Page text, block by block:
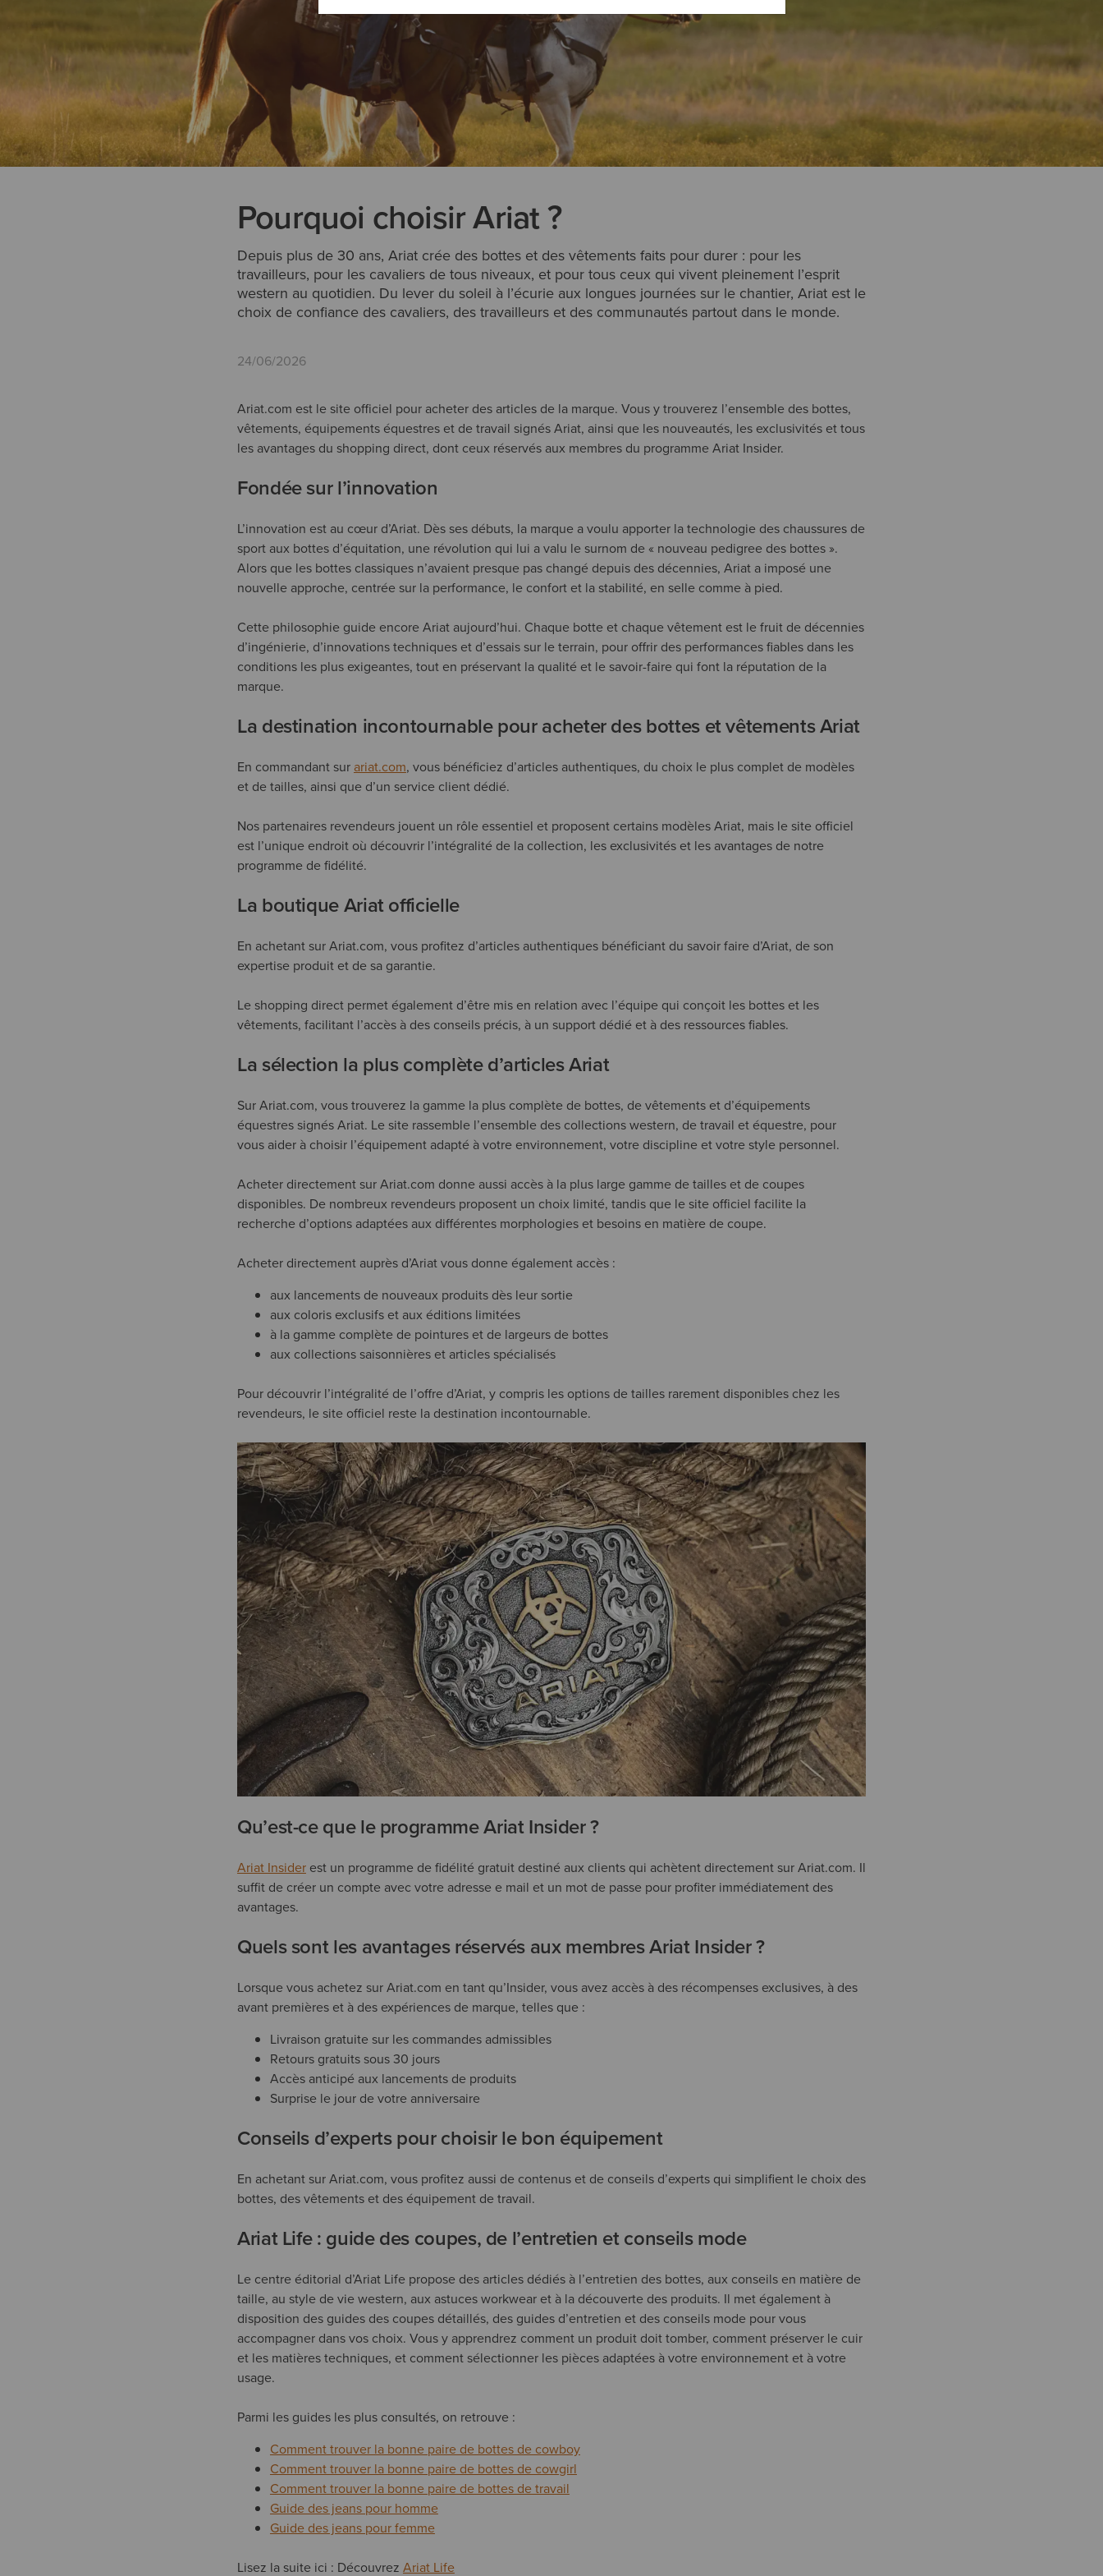
Pourquoi choisir Ariat ?
Depuis plus de 30 ans, Ariat crée des bottes et des vêtements faits pour durer : pour les
travailleurs, pour les cavaliers de tous niveaux, et pour tous ceux qui vivent pleinement l’esprit
western au quotidien. Du lever du soleil à l’écurie aux longues journées sur le chantier, Ariat est le
choix de confiance des cavaliers, des travailleurs et des communautés partout dans le monde.
24/06/2026
Ariat.com est le site officiel pour acheter des articles de la marque. Vous y trouverez l’ensemble des bottes,
vêtements, équipements équestres et de travail signés Ariat, ainsi que les nouveautés, les exclusivités et tous
les avantages du shopping direct, dont ceux réservés aux membres du programme Ariat Insider.
Fondée sur l’innovation
L’innovation est au cœur d’Ariat. Dès ses débuts, la marque a voulu apporter la technologie des chaussures de
sport aux bottes d’équitation, une révolution qui lui a valu le surnom de « nouveau pedigree des bottes ».
Alors que les bottes classiques n’avaient presque pas changé depuis des décennies, Ariat a imposé une
nouvelle approche, centrée sur la performance, le confort et la stabilité, en selle comme à pied.
Cette philosophie guide encore Ariat aujourd’hui. Chaque botte et chaque vêtement est le fruit de décennies
d’ingénierie, d’innovations techniques et d’essais sur le terrain, pour offrir des performances fiables dans les
conditions les plus exigeantes, tout en préservant la qualité et le savoir-faire qui font la réputation de la
marque.
La destination incontournable pour acheter des bottes et vêtements Ariat
En commandant sur ariat.com, vous bénéficiez d’articles authentiques, du choix le plus complet de modèles
et de tailles, ainsi que d’un service client dédié.
Nos partenaires revendeurs jouent un rôle essentiel et proposent certains modèles Ariat, mais le site officiel
est l’unique endroit où découvrir l’intégralité de la collection, les exclusivités et les avantages de notre
programme de fidélité.
La boutique Ariat officielle
En achetant sur Ariat.com, vous profitez d’articles authentiques bénéficiant du savoir faire d’Ariat, de son
expertise produit et de sa garantie.
Le shopping direct permet également d’être mis en relation avec l’équipe qui conçoit les bottes et les
vêtements, facilitant l’accès à des conseils précis, à un support dédié et à des ressources fiables.
La sélection la plus complète d’articles Ariat
Sur Ariat.com, vous trouverez la gamme la plus complète de bottes, de vêtements et d’équipements
équestres signés Ariat. Le site rassemble l’ensemble des collections western, de travail et équestre, pour
vous aider à choisir l’équipement adapté à votre environnement, votre discipline et votre style personnel.
Acheter directement sur Ariat.com donne aussi accès à la plus large gamme de tailles et de coupes
disponibles. De nombreux revendeurs proposent un choix limité, tandis que le site officiel facilite la
recherche d’options adaptées aux différentes morphologies et besoins en matière de coupe.
Acheter directement auprès d’Ariat vous donne également accès :
aux lancements de nouveaux produits dès leur sortie
aux coloris exclusifs et aux éditions limitées
à la gamme complète de pointures et de largeurs de bottes
aux collections saisonnières et articles spécialisés
Pour découvrir l’intégralité de l’offre d’Ariat, y compris les options de tailles rarement disponibles chez les
revendeurs, le site officiel reste la destination incontournable.
Qu’est-ce que le programme Ariat Insider ?
Ariat Insiderest un programme de fidélité gratuit destiné aux clients qui achètent directement sur Ariat.com. Il
suffit de créer un compte avec votre adresse e mail et un mot de passe pour profiter immédiatement des
avantages.
Quels sont les avantages réservés aux membres Ariat Insider ?
Lorsque vous achetez sur Ariat.com en tant qu’Insider, vous avez accès à des récompenses exclusives, à des
avant premières et à des expériences de marque, telles que :
Livraison gratuite sur les commandes admissibles
Retours gratuits sous 30 jours
Accès anticipé aux lancements de produits
Surprise le jour de votre anniversaire
Conseils d’experts pour choisir le bon équipement
En achetant sur Ariat.com, vous profitez aussi de contenus et de conseils d’experts qui simplifient le choix des
bottes, des vêtements et des équipement de travail.
Ariat Life : guide des coupes, de l’entretien et conseils mode
Le centre éditorial d’Ariat Life propose des articles dédiés à l’entretien des bottes, aux conseils en matière de
taille, au style de vie western, aux astuces workwear et à la découverte des produits. Il met également à
disposition des guides des coupes détaillés, des guides d’entretien et des conseils mode pour vous
accompagner dans vos choix. Vous y apprendrez comment un produit doit tomber, comment préserver le cuir
et les matières techniques, et comment sélectionner les pièces adaptées à votre environnement et à votre
usage.
Parmi les guides les plus consultés, on retrouve :
Comment trouver la bonne paire de bottes de cowboy
Comment trouver la bonne paire de bottes de cowgirl
Comment trouver la bonne paire de bottes de travail
Guide des jeans pour homme
Guide des jeans pour femme
Lisez la suite ici : Découvrez Ariat Life